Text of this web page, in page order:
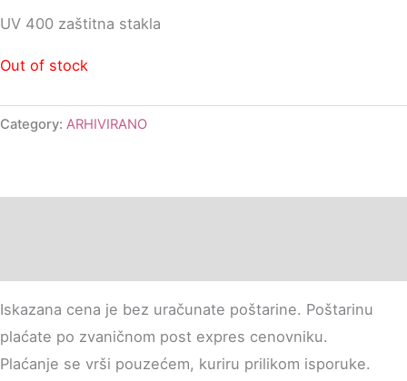
UV 400 zaštitna stakla
Out of stock
Category: ARHIVIRANO
Iskazana cena je bez uračunate poštarine. Poštarinu
plaćate po zvaničnom post expres cenovniku.
Plaćanje se vrši pouzećem, kuriru prilikom isporuke.